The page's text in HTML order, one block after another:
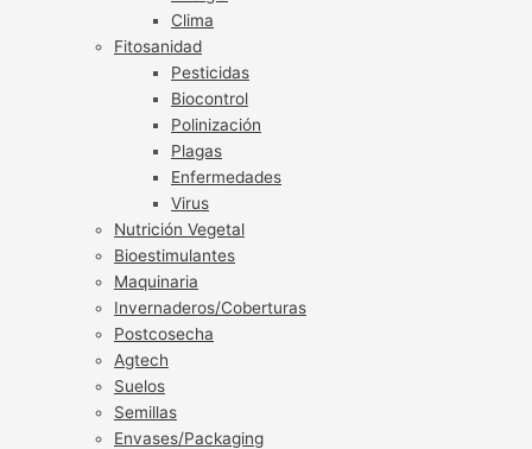
Clima
Fitosanidad
Pesticidas
Biocontrol
Polinización
Plagas
Enfermedades
Virus
Nutrición Vegetal
Bioestimulantes
Maquinaria
Invernaderos/Coberturas
Postcosecha
Agtech
Suelos
Semillas
Envases/Packaging